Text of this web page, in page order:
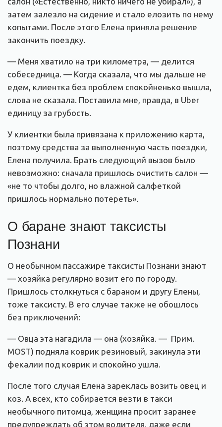
затем залезло на сидение и стало елозить по нему
копытами. После этого Елена приняла решение
закончить поездку.
— Меня хватило на три километра, — делится
собеседница. — Когда сказала, что мы дальше не
едем, клиентка без проблем спокойненько вышла,
слова не сказала. Поставила мне, правда, в Uber
единицу за грубость.
У клиентки была привязана к приложению карта,
поэтому средства за выполненную часть поездки,
Елена получила. Брать следующий вызов было
невозможно: сначала пришлось очистить салон —
«не то чтобы долго, но влажной салфеткой
пришлось нормально потереть».
О баране знают таксисты
Познани
О необычном пассажире таксисты Познани знают
— хозяйка регулярно возит его по городу.
Пришлось столкнуться с бараном и другу Елены,
тоже таксисту. В его случае также не обошлось
без приключений:
— Овца эта нагадила — она (хозяйка. — Прим.
MOST) подняла коврик резиновый, закинула эти
фекалии под коврик и спокойно ушла.
После того случая Елена зареклась возить овец и
коз. А всех, кто собирается везти в такси
необычного питомца, женщина просит заранее
предупреждать об этом водителя, даже если